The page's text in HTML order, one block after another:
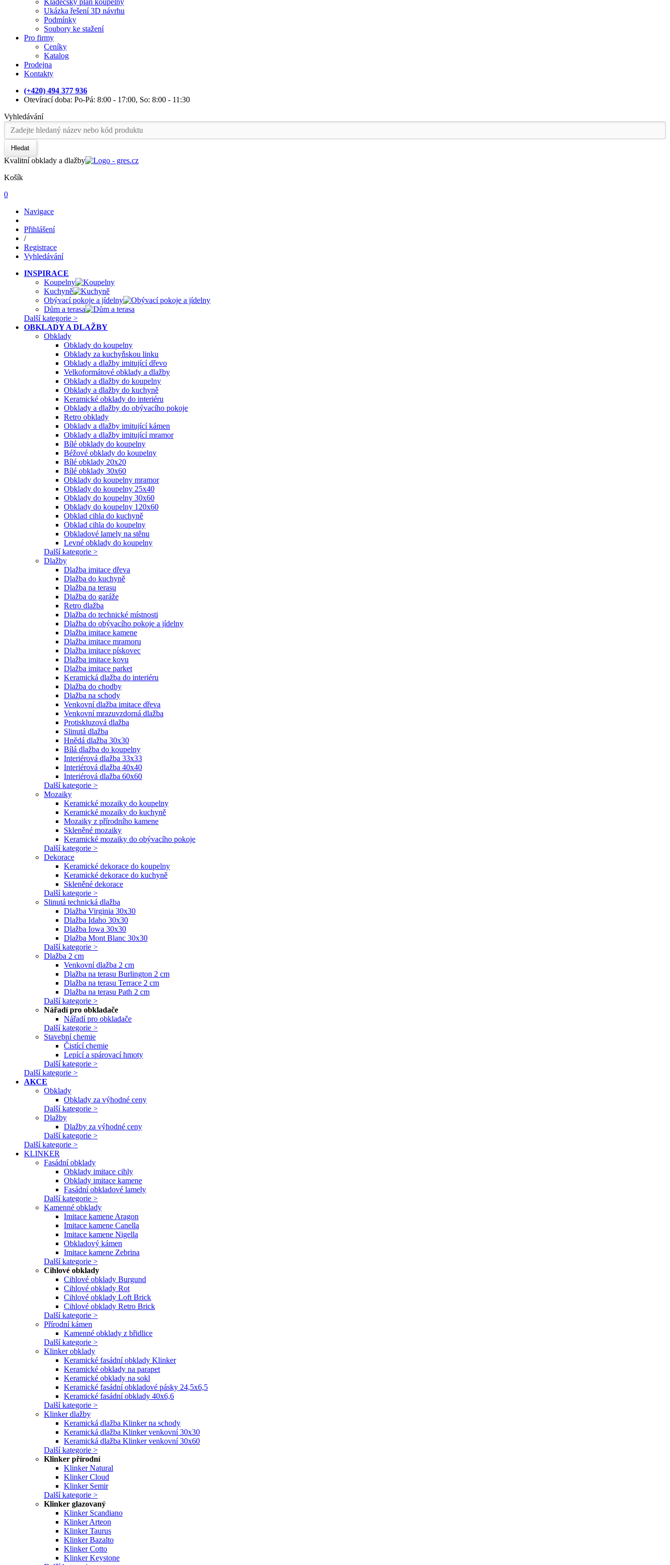
Kladečský plán koupelny
Ukázka řešení 3D návrhu
Podmínky
Soubory ke stažení
Pro firmy
Ceníky
Katalog
Prodejna
Kontakty
(+420) 494 377 936
Otevírací doba: Po-Pá: 8:00 - 17:00, So: 8:00 - 11:30
Vyhledávání
Hledat
Kvalitní obklady a dlažby
Košík
0
Navigace
Přihlášení
/
Registrace
Vyhledávání
INSPIRACE
Koupelny
Kuchyně
Obývací pokoje a jídelny
Dům a terasa
Další kategorie >
OBKLADY A DLAŽBY
Obklady
Obklady do koupelny
Obklady za kuchyňskou linku
Obklady a dlažby imitující dřevo
Velkoformátové obklady a dlažby
Obklady a dlažby do koupelny
Obklady a dlažby do kuchyně
Keramické obklady do interiéru
Obklady a dlažby do obývacího pokoje
Retro obklady
Obklady a dlažby imitující kámen
Obklady a dlažby imitující mramor
Bílé obklady do koupelny
Béžové obklady do koupelny
Bílé obklady 20x20
Bílé obklady 30x60
Obklady do koupelny mramor
Obklady do koupelny 25x40
Obklady do koupelny 30x60
Obklady do koupelny 120x60
Obklad cihla do kuchyně
Obklad cihla do koupelny
Obkladové lamely na stěnu
Levné obklady do koupelny
Další kategorie >
Dlažby
Dlažba imitace dřeva
Dlažba do kuchyně
Dlažba na terasu
Dlažba do garáže
Retro dlažba
Dlažba do technické místnosti
Dlažba do obývacího pokoje a jídelny
Dlažba imitace kamene
Dlažba imitace mramoru
Dlažba imitace pískovec
Dlažba imitace kovu
Dlažba imitace parket
Keramická dlažba do interiéru
Dlažba do chodby
Dlažba na schody
Venkovní dlažba imitace dřeva
Venkovní mrazuvzdorná dlažba
Protiskluzová dlažba
Slinutá dlažba
Hnědá dlažba 30x30
Bílá dlažba do koupelny
Interiérová dlažba 33x33
Interiérová dlažba 40x40
Interiérová dlažba 60x60
Další kategorie >
Mozaiky
Keramické mozaiky do koupelny
Keramické mozaiky do kuchyně
Mozaiky z přírodního kamene
Skleněné mozaiky
Keramické mozaiky do obývacího pokoje
Další kategorie >
Dekorace
Keramické dekorace do koupelny
Keramické dekorace do kuchyně
Skleněné dekorace
Další kategorie >
Slinutá technická dlažba
Dlažba Virginia 30x30
Dlažba Idaho 30x30
Dlažba Iowa 30x30
Dlažba Mont Blanc 30x30
Další kategorie >
Dlažba 2 cm
Venkovní dlažba 2 cm
Dlažba na terasu Burlington 2 cm
Dlažba na terasu Terrace 2 cm
Dlažba na terasu Path 2 cm
Další kategorie >
Nářadí pro obkladače
Nářadí pro obkladače
Další kategorie >
Stavební chemie
Čistící chemie
Lepící a spárovací hmoty
Další kategorie >
Další kategorie >
AKCE
Obklady
Obklady za výhodné ceny
Další kategorie >
Dlažby
Dlažby za výhodné ceny
Další kategorie >
Další kategorie >
KLINKER
Fasádní obklady
Obklady imitace cihly
Obklady imitace kamene
Fasádní obkladové lamely
Další kategorie >
Kamenné obklady
Imitace kamene Aragon
Imitace kamene Canella
Imitace kamene Nigella
Obkladový kámen
Imitace kamene Zebrina
Další kategorie >
Cihlové obklady
Cihlové obklady Burgund
Cihlové obklady Rot
Cihlové obklady Loft Brick
Cihlové obklady Retro Brick
Další kategorie >
Přírodní kámen
Kamenné obklady z břidlice
Další kategorie >
Klinker obklady
Keramické fasádní obklady Klinker
Keramické obklady na parapet
Keramické obklady na sokl
Keramické fasádní obkladové pásky 24,5x6,5
Keramické fasádní obklady 40x6,6
Další kategorie >
Klinker dlažby
Keramická dlažba Klinker na schody
Keramická dlažba Klinker venkovní 30x30
Keramická dlažba Klinker venkovní 30x60
Další kategorie >
Klinker přírodní
Klinker Natural
Klinker Cloud
Klinker Semir
Další kategorie >
Klinker glazovaný
Klinker Scandiano
Klinker Arteon
Klinker Taurus
Klinker Bazalto
Klinker Cotto
Klinker Keystone